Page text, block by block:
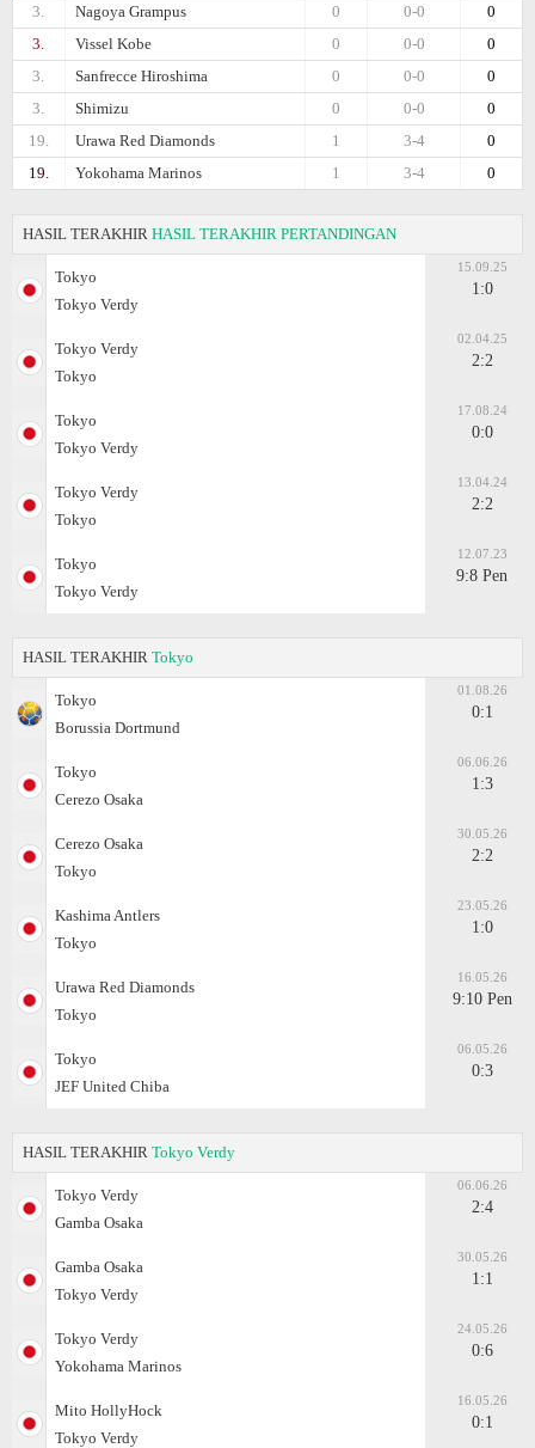
3.
Nagoya Grampus 0
0-0
0
3.
Vissel Kobe 0
0-0
0
3.
Sanfrecce Hiroshima 0
0-0
0
3.
Shimizu 0
0-0
0
19.
Urawa Red Diamonds 0
3-4
1
19.
Yokohama Marinos 0
3-4
1
HASIL TERAKHIR HASIL TERAKHIR PERTANDINGAN
Tokyo
Tokyo Verdy
15.09.25
1:0
Tokyo Verdy
Tokyo
02.04.25
2:2
Tokyo
Tokyo Verdy
17.08.24
0:0
Tokyo Verdy
Tokyo
13.04.24
2:2
Tokyo
Tokyo Verdy
12.07.23
9:8 Pen
HASIL TERAKHIR Tokyo
Tokyo
Borussia Dortmund
01.08.26
0:1
Tokyo
Cerezo Osaka
06.06.26
1:3
Cerezo Osaka
Tokyo
30.05.26
2:2
Kashima Antlers
Tokyo
23.05.26
1:0
Urawa Red Diamonds
Tokyo
16.05.26
9:10 Pen
Tokyo
JEF United Chiba
06.05.26
0:3
HASIL TERAKHIR Tokyo Verdy
Tokyo Verdy
Gamba Osaka
06.06.26
2:4
Gamba Osaka
Tokyo Verdy
30.05.26
1:1
Tokyo Verdy
Yokohama Marinos
24.05.26
0:6
Mito HollyHock
Tokyo Verdy
16.05.26
0:1